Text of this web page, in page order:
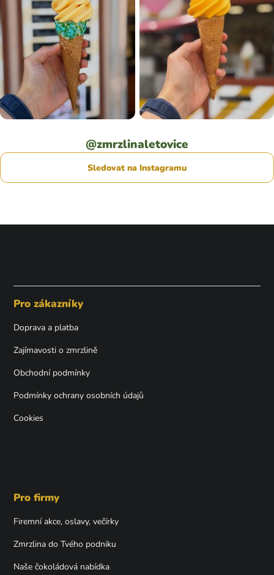
@zmrzlinaletovice
Sledovat na Instagramu
Pro zákazníky
Doprava a platba
Zajímavosti o zmrzlině
Obchodní podmínky
Podmínky ochrany osobních údajů
Cookies
Pro firmy
Firemní akce, oslavy, večírky
Zmrzlina do Tvého podniku
Naše čokoládová nabídka